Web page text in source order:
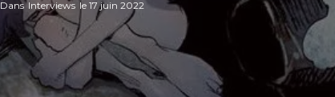
Dans Interviews le 17 juin 2022